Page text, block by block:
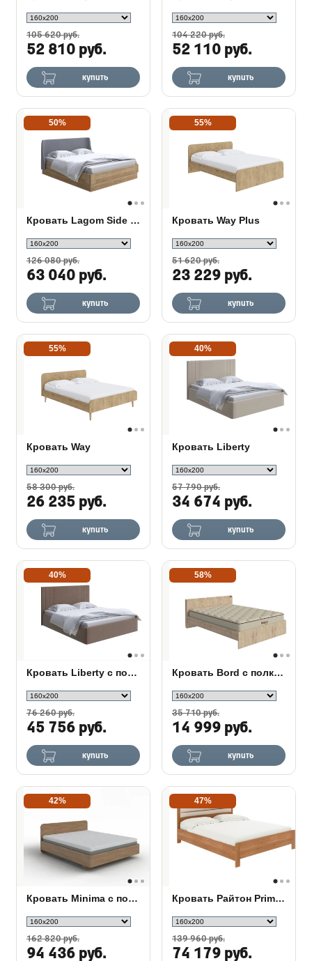
105 620 руб.
52 810 руб.
купить
104 220 руб.
52 110 руб.
купить
50%
Кровать Lagom Side Wood с подъемным механизмом
126 080 руб.
63 040 руб.
купить
55%
Кровать Way Plus
51 620 руб.
23 229 руб.
купить
55%
Кровать Way
58 300 руб.
26 235 руб.
купить
40%
Кровать Liberty
57 790 руб.
34 674 руб.
купить
40%
Кровать Liberty с подъемным механизмом
76 260 руб.
45 756 руб.
купить
58%
Кровать Bord с полкой
35 710 руб.
14 999 руб.
купить
42%
Кровать Minima с полкой и подъемным механизмом
162 820 руб.
94 436 руб.
47%
Кровать Райтон Prima с ПМ
139 960 руб.
74 179 руб.